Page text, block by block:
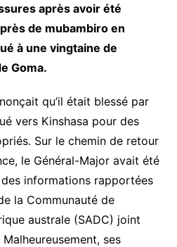
après avoir été
de mubambiro en
à une vingtaine de
Goma.
qu’il était blessé par
vers Kinshasa pour des
Sur le chemin de retour
le Général-Major avait été
informations rapportées
la Communauté de
australe (SADC) joint
ses